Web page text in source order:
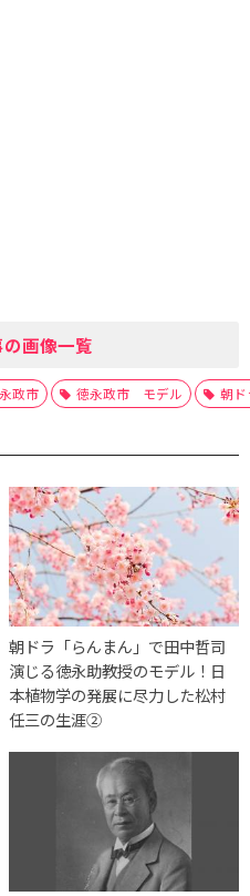
画像一覧
政市 徳永政市 モデル 朝ド
朝ドラ「らんまん」で田中哲司
演じる徳永助教授のモデル！日
本植物学の発展に尽力した松村
任三の生涯②